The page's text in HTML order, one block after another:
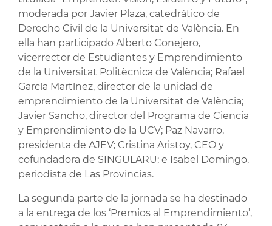
moderada por Javier Plaza, catedrático de
Derecho Civil de la Universitat de València. En
ella han participado Alberto Conejero,
vicerrector de Estudiantes y Emprendimiento
de la Universitat Politècnica de València; Rafael
García Martínez, director de la unidad de
emprendimiento de la Universitat de València;
Javier Sancho, director del Programa de Ciencia
y Emprendimiento de la UCV; Paz Navarro,
presidenta de AJEV; Cristina Aristoy, CEO y
cofundadora de SINGULARU; e Isabel Domingo,
periodista de Las Provincias.
La segunda parte de la jornada se ha destinado
a la entrega de los ‘Premios al Emprendimiento’,